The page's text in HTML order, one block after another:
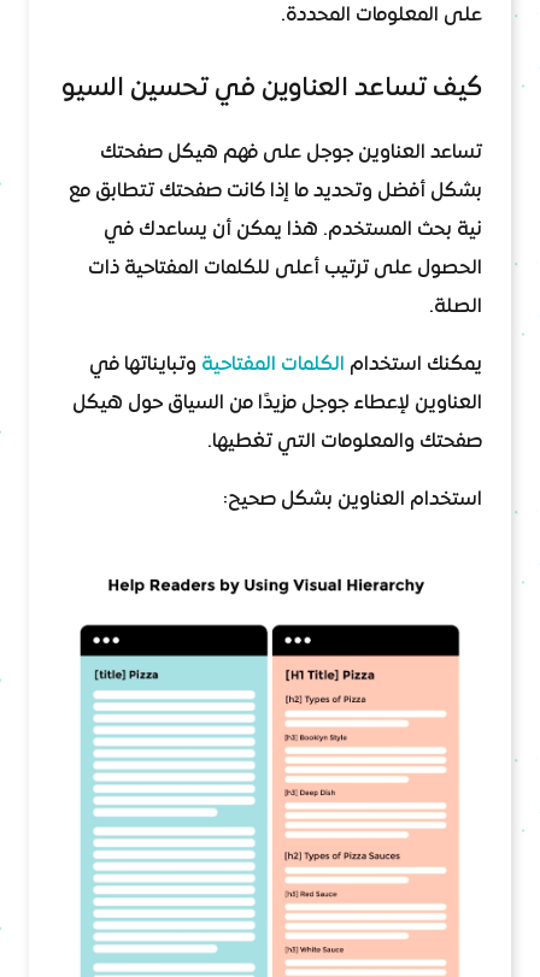
على المعلومات المحددة.
كيف تساعد العناوين في تحسين السيو
تساعد العناوين جوجل على فهم هيكل صفحتك
بشكل أفضل وتحديد ما إذا كانت صفحتك تتطابق مع
نية بحث المستخدم. هذا يمكن أن يساعدك في
الحصول على ترتيب أعلى للكلمات المفتاحية ذات
الصلة.
يمكنك استخدام الكلمات المفتاحية وتبايناتها في
العناوين لإعطاء جوجل مزيدًا من السياق حول هيكل
صفحتك والمعلومات التي تغطيها.
استخدام العناوين بشكل صحيح: